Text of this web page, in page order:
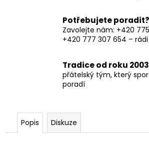
Potřebujete poradit?
Zavolejte nám: +420
+420 777 307 654 –
Tradice od roku 2003
přátelský tým, který
poradí
Popis Diskuze